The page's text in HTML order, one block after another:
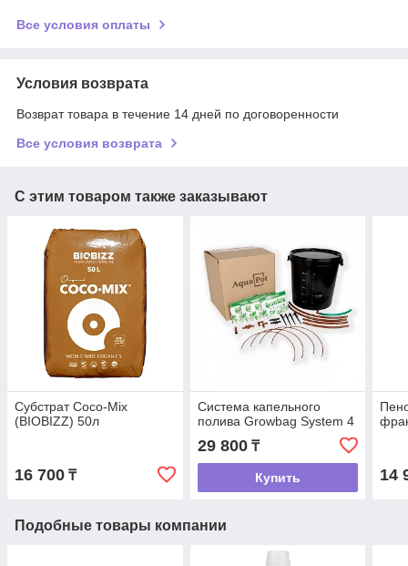
Все условия оплаты
Условия возврата
Возврат товара в течение 14 дней по договоренности
Все условия возврата
С этим товаром также заказывают
Субстрат Coco-Mix
(BIOBIZZ) 50л
16 700 ₸
Система капельного
полива Growbag System 4
29 800₸
Купить 14
Подобные товары компании